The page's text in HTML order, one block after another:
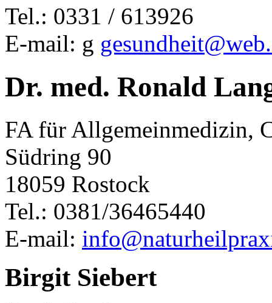
Tel.: 0331 / 613926
E-mail: g
Dr. med. Ronald
FA für Allgemeinmedizin,
Südring 90
18059 Rostock
Tel.: 0381/36465440
E-mail:
Birgit Siebert